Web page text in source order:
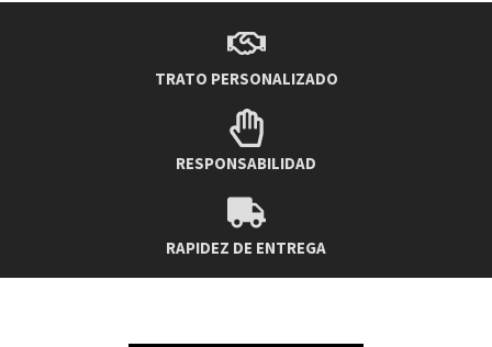
TRATO PERSONALIZADO
RESPONSABILIDAD
RAPIDEZ DE ENTREGA